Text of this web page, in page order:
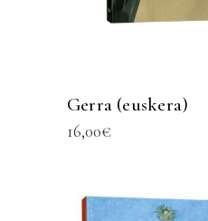
Gerra (euskera)
16,00€